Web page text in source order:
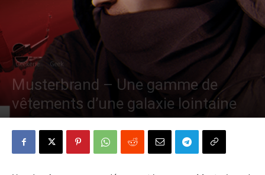
Geekerie Geek
Musterbrand – Une gamme de
vêtements d’une galaxie lointaine